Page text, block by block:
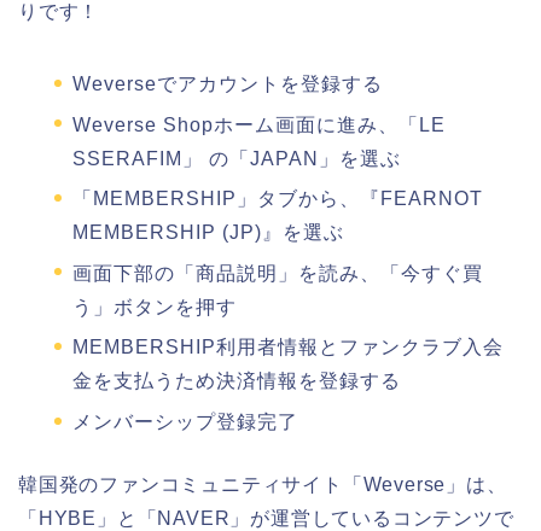
りです！
Weverseでアカウントを登録する
Weverse Shopホーム画面に進み、「LE
SSERAFIM」 の「JAPAN」を選ぶ
「MEMBERSHIP」タブから、『FEARNOT
MEMBERSHIP (JP)』を選ぶ
画面下部の「商品説明」を読み、「今すぐ買
う」ボタンを押す
MEMBERSHIP利用者情報とファンクラブ入会
金を支払うため決済情報を登録する
メンバーシップ登録完了
韓国発のファンコミュニティサイト「Weverse」は、
「HYBE」と「NAVER」が運営しているコンテンツで